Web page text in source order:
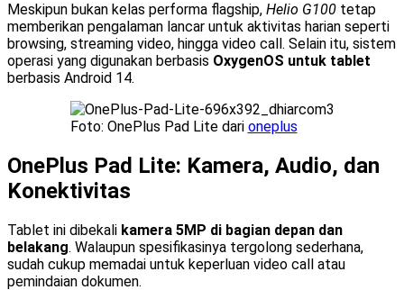
Meskipun bukan kelas performa flagship, Helio G100 tetap
memberikan pengalaman lancar untuk aktivitas harian seperti
browsing, streaming video, hingga video call. Selain itu, sistem
operasi yang digunakan berbasis OxygenOS untuk tablet
berbasis Android 14.
Foto: OnePlus Pad Lite dari oneplus
OnePlus Pad Lite: Kamera, Audio, dan
Konektivitas
Tablet ini dibekali kamera 5MP di bagian depan dan
belakang. Walaupun spesifikasinya tergolong sederhana,
sudah cukup memadai untuk keperluan video call atau
pemindaian dokumen.